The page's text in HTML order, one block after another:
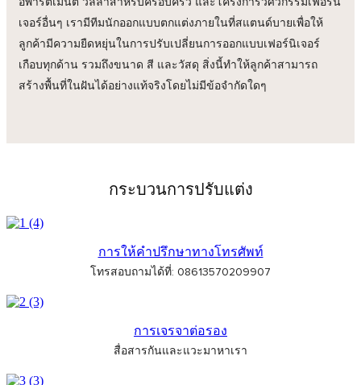
เจอร์อื่นๆ เรามีทีมนักออกแบบตกแต่งภายในที่สแตนด์บายเพื่อให้
ลูกค้ามีความยืดหยุ่นในการปรับเปลี่ยนการออกแบบเฟอร์นิเจอร์
เกือบทุกด้าน รวมถึงขนาด สี และวัสดุ สิ่งนี้ทำให้ลูกค้าสามารถ
สร้างพื้นที่ในฝันได้อย่างแท้จริงโดยไม่มีข้อจำกัดใดๆ
กระบวนการปรับแต่ง
การให้คำปรึกษาทางโทรศัพท์
โทรสอบถามได้ที่: 08613570209907
การเจรจาต่อรอง
สื่อสารกันและแวะมาหาเรา